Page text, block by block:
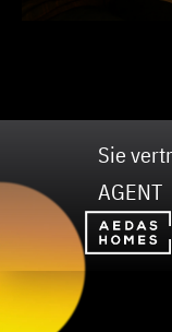
Sie
AGENT